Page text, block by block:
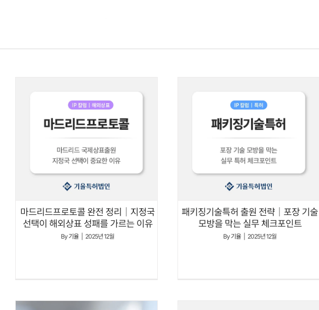
마드리드프로토콜 완전 정리｜지정국
선택이 해외상표 성패를 가르는 이유
By기율 2025년 12월
패키징기술특허 출원 전략｜포장 기술
모방을 막는 실무 체크포인트
By기율 2025년 12월